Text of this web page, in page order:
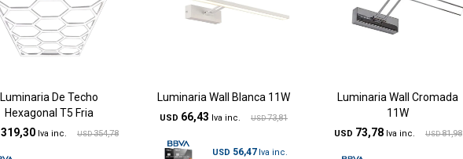
Luminaria De Techo
Hexagonal T5 Fria
319,30 USD 354,78
Luminaria Wall Blanca 11W
USD 66,43 USD 73,81
USD 56,47
Luminaria Wall Cromada
11W
USD 73,78 USD 81,98